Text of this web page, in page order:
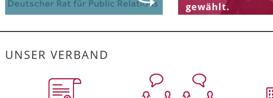
gewählt.
UNSER VERBAND